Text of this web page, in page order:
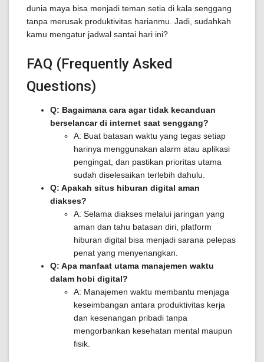
dunia maya bisa menjadi teman setia di kala senggang
tanpa merusak produktivitas harianmu. Jadi, sudahkah
kamu mengatur jadwal santai hari ini?
FAQ (Frequently Asked
Questions)
Q: Bagaimana cara agar tidak kecanduan
berselancar di internet saat senggang?
A: Buat batasan waktu yang tegas setiap
harinya menggunakan alarm atau aplikasi
pengingat, dan pastikan prioritas utama
sudah diselesaikan terlebih dahulu.
Q: Apakah situs hiburan digital aman
diakses?
A: Selama diakses melalui jaringan yang
aman dan tahu batasan diri, platform
hiburan digital bisa menjadi sarana pelepas
penat yang menyenangkan.
Q: Apa manfaat utama manajemen waktu
dalam hobi digital?
A: Manajemen waktu membantu menjaga
keseimbangan antara produktivitas kerja
dan kesenangan pribadi tanpa
mengorbankan kesehatan mental maupun
fisik.